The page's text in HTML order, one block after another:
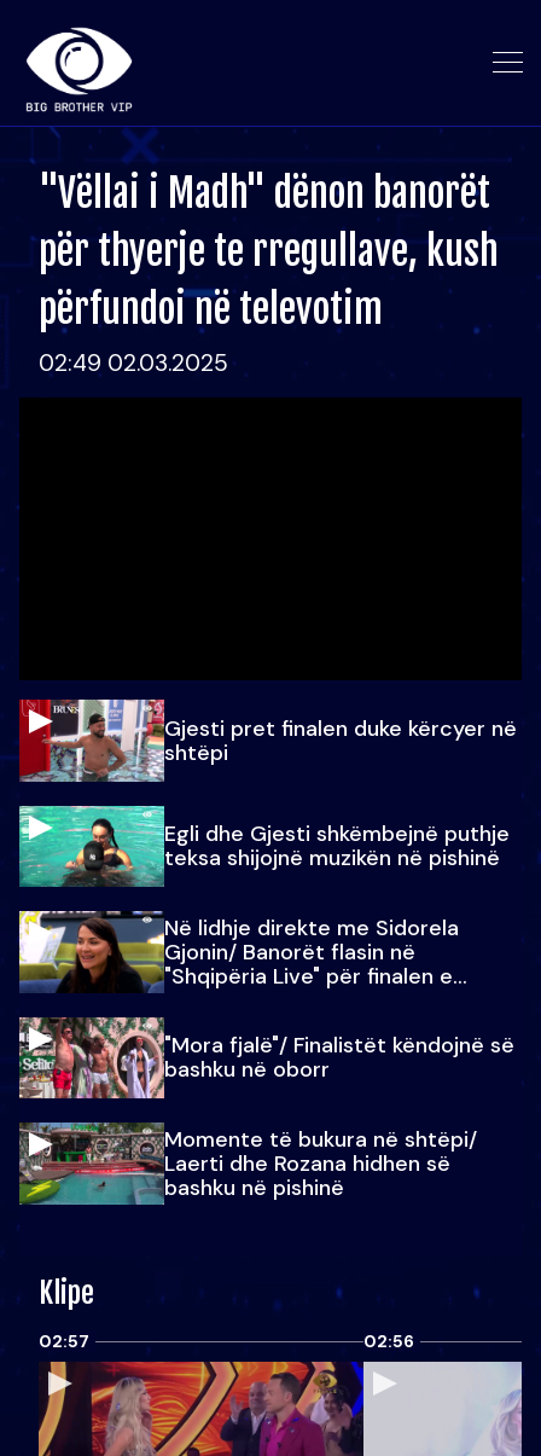
"Vëllai i Madh" dënon banorët
për thyerje te rregullave, kush
përfundoi në televotim
02:49 02.03.2025
Gjesti pret finalen duke kërcyer në
shtëpi
Egli dhe Gjesti shkëmbejnë puthje
teksa shijojnë muzikën në pishinë
Në lidhje direkte me Sidorela
Gjonin/ Banorët flasin në
"Shqipëria Live" për finalen e
"Mora fjalë"/ Finalistët këndojnë së
bashku në oborr
Momente të bukura në shtëpi/
Laerti dhe Rozana hidhen së
bashku në pishinë
Klipe
02:57 02:56